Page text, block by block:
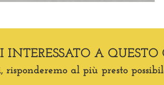
INTERESSATO A QUESTO
risponderemo al più presto